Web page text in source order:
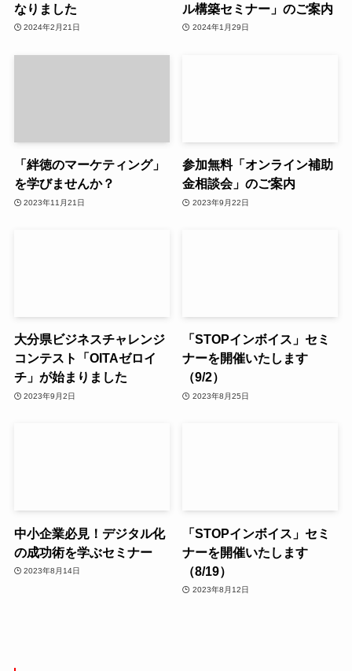
なりました
2024年2月21日
ル構築セミナー」のご案内
2024年1月29日
「絆徳のマーケティング」
を学びませんか？
2023年11月21日
参加無料「オンライン補助
金相談会」のご案内
2023年9月22日
大分県ビジネスチャレンジ
コンテスト「OITAゼロイ
チ」が始まりました
2023年9月2日
「STOPインボイス」セミ
ナーを開催いたします
（9/2）
2023年8月25日
中小企業必見！デジタル化
の成功術を学ぶセミナー
2023年8月14日
「STOPインボイス」セミ
ナーを開催いたします
（8/19）
2023年8月12日